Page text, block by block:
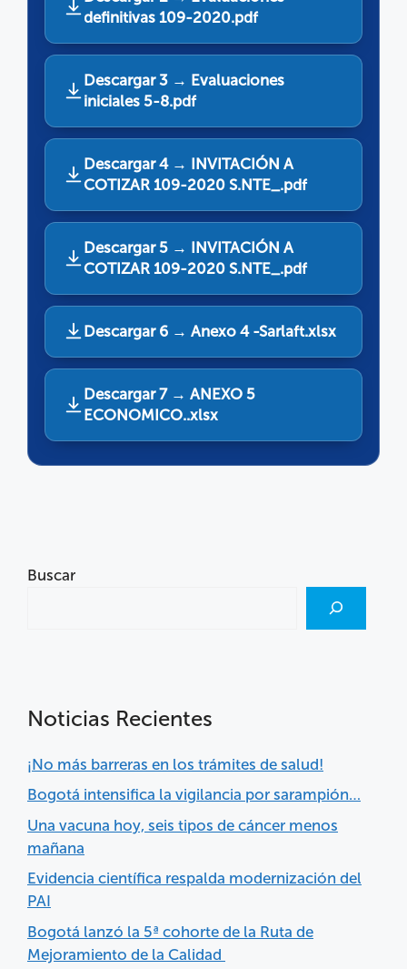
definitivas 109-2020.pdf
Descargar 3 → Evaluaciones
iniciales 5-8.pdf
Descargar 4 → INVITACIÓN A
COTIZAR 109-2020 S.NTE_.pdf
Descargar 5 → INVITACIÓN A
COTIZAR 109-2020 S.NTE_.pdf
Descargar 6 → Anexo 4 -Sarlaft.xlsx
Descargar 7 → ANEXO 5
ECONOMICO..xlsx
Buscar
Noticias Recientes
¡No más barreras en los trámites de salud!
Bogotá intensifica la vigilancia por sarampión…
Una vacuna hoy, seis tipos de cáncer menos
mañana
Evidencia científica respalda modernización del
PAI
Bogotá lanzó la 5ª cohorte de la Ruta de
Mejoramiento de la Calidad